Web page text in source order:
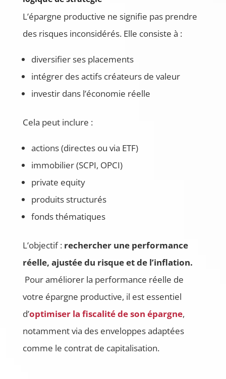
L’épargne productive ne signifie pas prendre
des risques inconsidérés. Elle consiste à :
diversifier ses placements
intégrer des actifs créateurs de valeur
investir dans l’économie réelle
Cela peut inclure :
actions (directes ou via ETF)
immobilier (SCPI, OPCI)
private equity
produits structurés
fonds thématiques
L’objectif : rechercher une performance
réelle, ajustée du risque et de l’inflation.
Pour améliorer la performance réelle de
votre épargne productive, il est essentiel
d’optimiser la fiscalité de son épargne,
notamment via des enveloppes adaptées
comme le contrat de capitalisation.